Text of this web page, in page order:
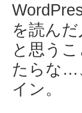
を読ん
と思う
たらな…
イン。